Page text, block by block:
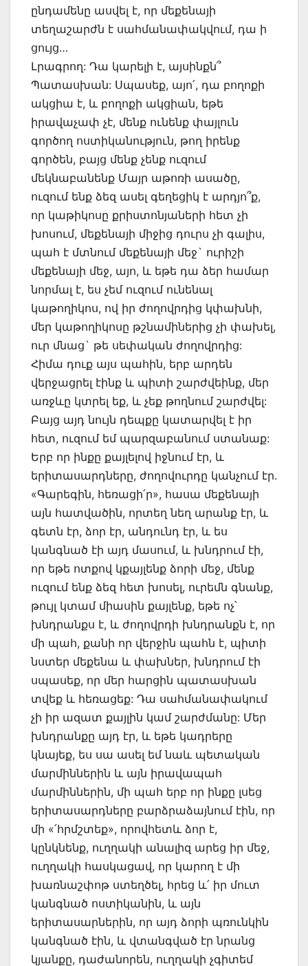
ընդամենը ասվել է, որ մեքենայի
տեղաշարժն է սահմանափակվում, դա ի
ցույց…
Լրագրող: Դա կարելի է, այսինքն՞
Պատասխան: Սպասեք, այո՛, դա բողոքի
ակցիա է, և բողոքի ակցիան, եթե
իրավաչափ չէ, մենք ունենք փայլուն
գործող ոստիկանություն, թող իրենք
գործեն, բայց մենք չենք ուզում
մեկնաբանենք Մայր աթոռի ասածը,
ուզում ենք ձեզ ասել գեղեցիկ է արդյո՞ք,
որ կաթիկոսը քրիստոնյաների հետ չի
խոսում, մեքենայի միջից դուրս չի գալիս,
պահ է մտնում մեքենայի մեջ` ուրիշի
մեքենայի մեջ, այո, և եթե դա ձեր համար
նորմալ է, ես չեմ ուզում ունենալ
կաթողիկոս, ով իր ժողովրդից կփախնի,
մեր կաթողիկոսը թշնամիներից չի փախել,
ուր մնաց` թե սեփական ժողովրդից:
Հիմա դուք այս պահին, երբ արդեն
վերջացրել էինք և պիտի շարժվեինք, մեր
առջևը կտրել եք, և չեք թողնում շարժվել:
Բայց այդ նույն դեպքը կատարվել է իր
հետ, ուզում եմ պարզաբանում ստանաք:
Երբ որ ինքը քայլելով իջնում էր, և
երիտասարդները, ժողովուրդը կանչում էր.
«Գարեգին, հեռացի՛ր», հասա մեքենայի
այն հատվածին, որտեղ նեղ արանք էր, և
գետն էր, ձոր էր, անդունդ էր, և ես
կանգնած էի այդ մասում, և խնդրում էի,
որ եթե ոտքով կքայլենք ձորի մեջ, մենք
ուզում ենք ձեզ հետ խոսել, ուրեմն գնանք,
թույլ կտամ միասին քայլենք, եթե ոչ՝
խնդրանքս է, և ժողովրդի խնդրանքն է, որ
մի պահ, քանի որ վերջին պահն է, պիտի
նստեր մեքենա և փախներ, խնդրում էի
սպասեք, որ մեր հարցին պատասխան
տվեք և հեռացեք: Դա սահմանափակում
չի իր ազատ քայլին կամ շարժմանը: Մեր
խնդրանքը այդ էր, և եթե կադրերը
կնայեք, ես սա ասել եմ նաև պետական
մարմիններին և այն իրավապահ
մարմիններին, մի պահ երբ որ ինքը լսեց
երիտասարդները բարձրաձայնում էին, որ
մի «՛հրմշտեք», որովհետև ձոր է,
կընկնենք, ուղղակի անալիզ արեց իր մեջ,
ուղղակի հասկացավ, որ կարող է մի
խառնաշփոթ ստեղծել, հրեց և՛ իր մուտ
կանգնած ոստիկանին, և այն
երիտասարներին, որ այդ ձորի պռունկին
կանգնած էին, և վտանգված էր նրանց
կյանքը, դաժանորեն, ուղղակի չգիտեմ